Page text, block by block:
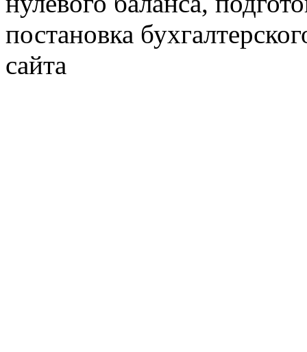
постановка
сайта